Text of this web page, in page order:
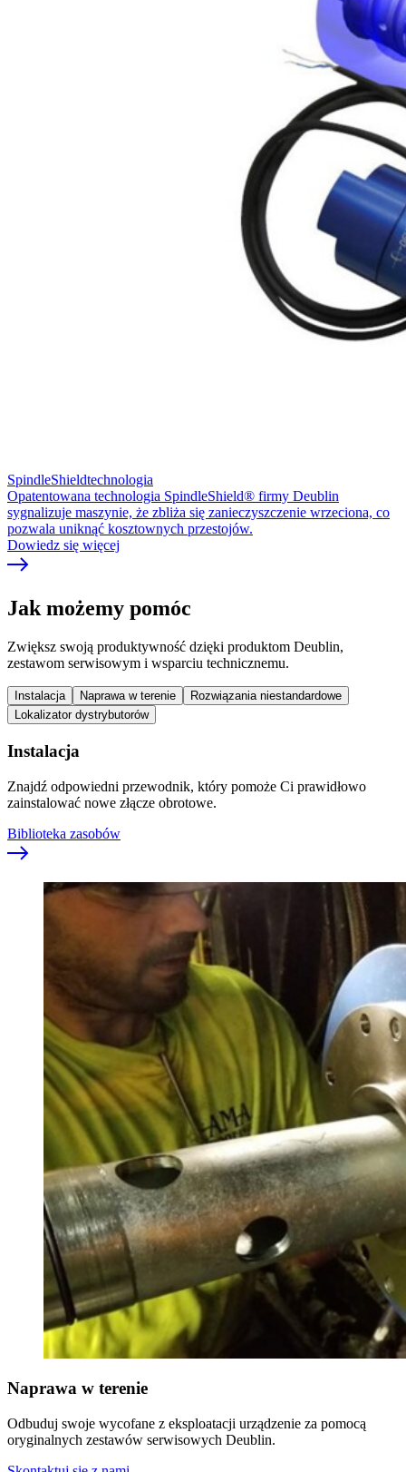
SpindleShieldtechnologia
Opatentowana technologia SpindleShield® firmy Deublin
sygnalizuje maszynie, że zbliża się zanieczyszczenie wrzeciona, co
pozwala uniknąć kosztownych przestojów.
Dowiedz się więcej
Jak możemy pomóc
Zwiększ swoją produktywność dzięki produktom Deublin,
zestawom serwisowym i wsparciu technicznemu.
Instalacja Naprawa w terenie
Rozwiązania niestandardowe
Lokalizator dystrybutorów
Instalacja
Znajdź odpowiedni przewodnik, który pomoże Ci prawidłowo
zainstalować nowe złącze obrotowe.
Biblioteka zasobów
Naprawa w terenie
Odbuduj swoje wycofane z eksploatacji urządzenie za pomocą
oryginalnych zestawów serwisowych Deublin.